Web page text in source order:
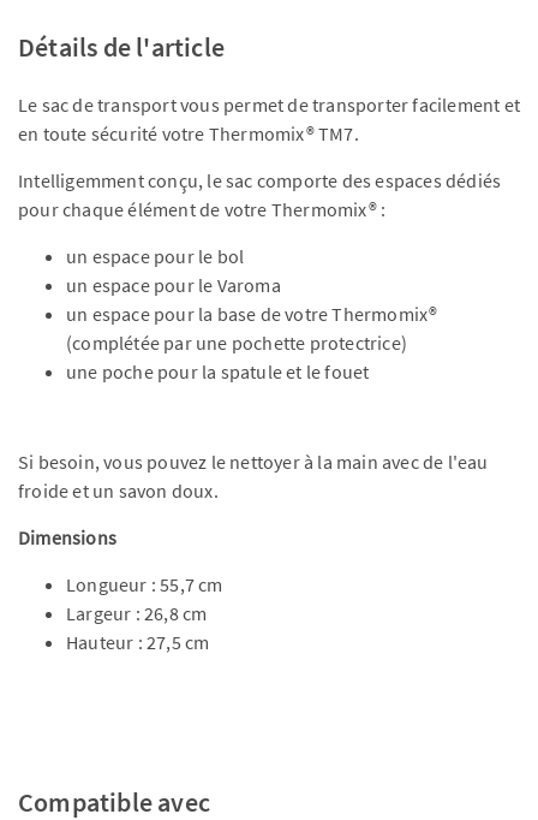
Détails de l'article
Le sac de transport vous permet de transporter facilement et
en toute sécurité votre Thermomix® TM7.
Intelligemment conçu, le sac comporte des espaces dédiés
pour chaque élément de votre Thermomix® :
un espace pour le bol
un espace pour le Varoma
un espace pour la base de votre Thermomix®
(complétée par une pochette protectrice)
une poche pour la spatule et le fouet
Si besoin, vous pouvez le nettoyer à la main avec de l'eau
froide et un savon doux.
Dimensions
Longueur : 55,7 cm
Largeur : 26,8 cm
Hauteur : 27,5 cm
Compatible avec